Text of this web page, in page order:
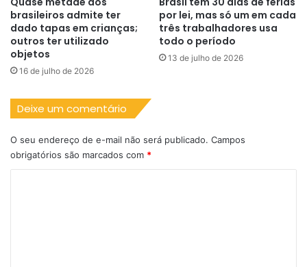
brasileiros admite ter
dado tapas em crianças;
outros ter utilizado
objetos
16 de julho de 2026
por lei, mas só um em cada
três trabalhadores usa
todo o período
13 de julho de 2026
Deixe um comentário
O seu endereço de e-mail não será publicado. Campos
obrigatórios são marcados com *